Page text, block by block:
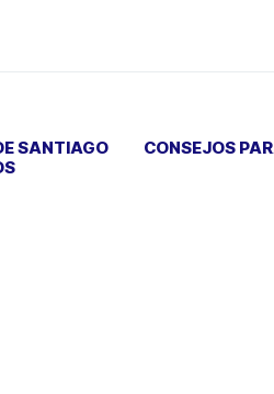
SANTIAGO
CONSEJOS